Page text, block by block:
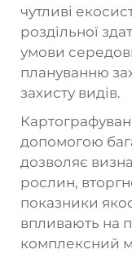
чутливі
роздільної
умови
плануванню
захисту видів.
допомогою
дозволяє
рослин,
показники
впливають на
комплексний